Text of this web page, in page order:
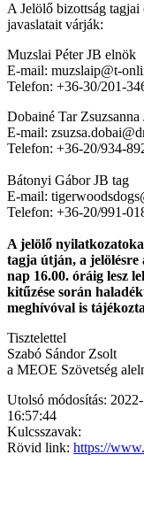
A Jelölő bizottság tagjai
javaslatait várják:
Muzslai Péter JB elnök
E-mail: muzslaip@t-
Telefon: +36-30/201-
Dobainé Tar Zsuzsanna
E-mail:
Telefon: +36-20/934-
Bátonyi Gábor JB tag
E-mail:
Telefon: +36-20/991-
A jelölő
tagja útján, a jelölésre
nap 16.00. óráig lesz
kitűzése során
meghívóval is
Tisztelettel
Szabó Sándor Zsolt
a MEOE Szövetség
Utolsó módosítás:
16:57:44
Kulcsszavak:
Rövid link: https://